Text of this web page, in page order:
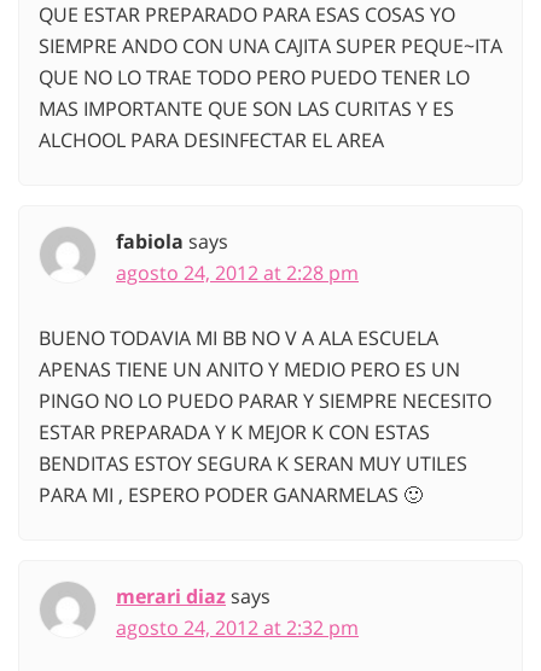
QUE ESTAR PREPARADO PARA ESAS COSAS YO
SIEMPRE ANDO CON UNA CAJITA SUPER PEQUE~ITA
QUE NO LO TRAE TODO PERO PUEDO TENER LO
MAS IMPORTANTE QUE SON LAS CURITAS Y ES
ALCHOOL PARA DESINFECTAR EL AREA
fabiola says
agosto 24, 2012 at 2:28 pm
BUENO TODAVIA MI BB NO V A ALA ESCUELA
APENAS TIENE UN ANITO Y MEDIO PERO ES UN
PINGO NO LO PUEDO PARAR Y SIEMPRE NECESITO
ESTAR PREPARADA Y K MEJOR K CON ESTAS
BENDITAS ESTOY SEGURA K SERAN MUY UTILES
PARA MI , ESPERO PODER GANARMELAS 🙂
merari diazsays
agosto 24, 2012 at 2:32 pm